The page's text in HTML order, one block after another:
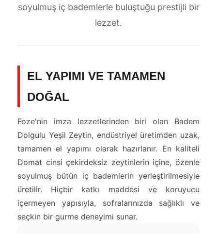
soyulmuş iç bademlerle buluştuğu prestijli bir
lezzet.
EL YAPIMI VE TAMAMEN
DOĞAL
Foze'nin imza lezzetlerinden biri olan Badem
Dolgulu Yeşil Zeytin, endüstriyel üretimden uzak,
tamamen el yapımı olarak hazırlanır. En kaliteli
Domat cinsi çekirdeksiz zeytinlerin içine, özenle
soyulmuş bütün iç bademlerin yerleştirilmesiyle
üretilir. Hiçbir katkı maddesi ve koruyucu
içermeyen yapısıyla, sofralarınızda sağlıklı ve
seçkin bir gurme deneyimi sunar.